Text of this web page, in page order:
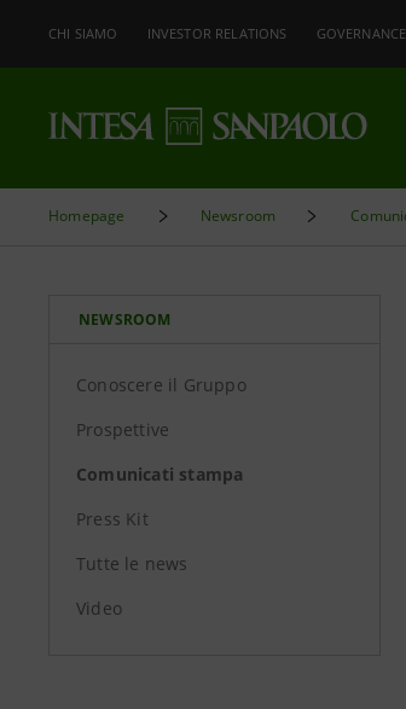
CHI SIAMO INVESTOR RELATIONS GOVERNANCE
Homepage Newsroom
NEWSROOM
Conoscere il Gruppo
Prospettive
Comunicati stampa
Press Kit
Tutte le news
Video